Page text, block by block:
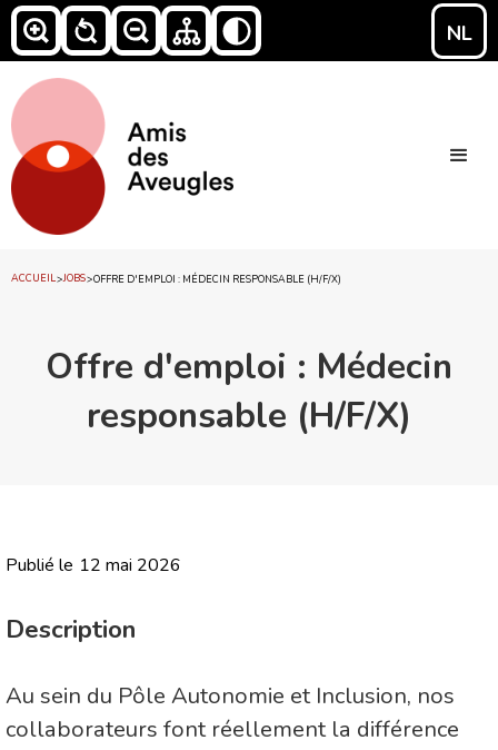
NL
ACCUEIL>JOBS>OFFRE D'EMPLOI : MÉDECIN RESPONSABLE (H/F/X)
Offre d'emploi : Médecin
responsable (H/F/X)
Publié le 12 mai 2026
Description
Au sein du Pôle Autonomie et Inclusion, nos
collaborateurs font réellement la différence